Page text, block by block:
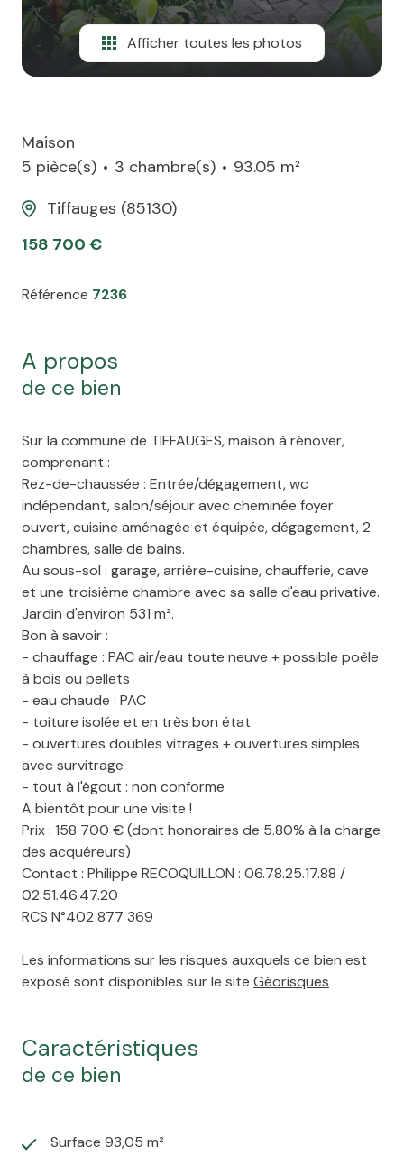
Afficher toutes les photos
Maison
5 pièce(s)
3 chambre(s)
93.05 m²
Tiffauges (85130)
158 700 €
Référence 7236
a propos
de ce bien
Sur la commune de TIFFAUGES, maison à rénover,
comprenant :
Rez-de-chaussée : Entrée/dégagement, wc
indépendant, salon/séjour avec cheminée foyer
ouvert, cuisine aménagée et équipée, dégagement, 2
chambres, salle de bains.
Au sous-sol : garage, arrière-cuisine, chaufferie, cave
et une troisième chambre avec sa salle d'eau privative.
Jardin d'environ 531 m².
Bon à savoir :
- chauffage : PAC air/eau toute neuve + possible poêle
à bois ou pellets
- eau chaude : PAC
- toiture isolée et en très bon état
- ouvertures doubles vitrages + ouvertures simples
avec survitrage
- tout à l'égout : non conforme
A bientôt pour une visite !
Prix : 158 700 € (dont honoraires de 5.80% à la charge
des acquéreurs)
Contact : Philippe RECOQUILLON : 06.78.25.17.88 /
02.51.46.47.20
RCS N°402 877 369
Les informations sur les risques auxquels ce bien est
exposé sont disponibles sur le site Géorisques
caractéristiques
de ce bien
Surface 93,05 m²